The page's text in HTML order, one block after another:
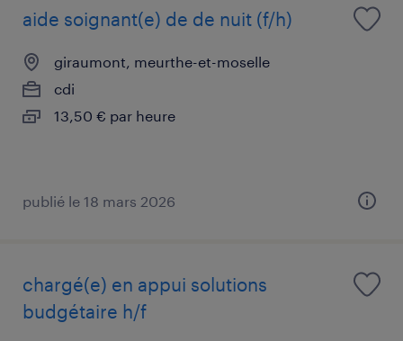
aide soignant(e) de de nuit (f/h)
giraumont, meurthe-et-moselle
cdi
13,50 € par heure
publié le 18 mars 2026
chargé(e) en appui solutions
budgétaire h/f